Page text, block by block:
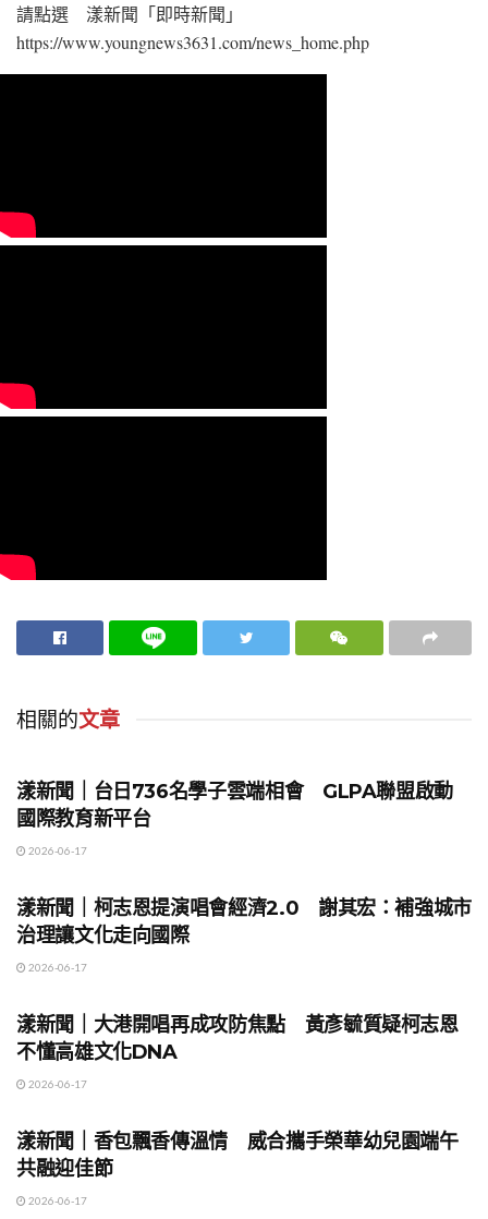
請點選 漾新聞「即時新聞」
https://www.youngnews3631.com/news_home.php
相關的文章
漾新聞｜台日736名學子雲端相會 GLPA聯盟啟動
國際教育新平台
2026-06-17
漾新聞｜柯志恩提演唱會經濟2.0 謝其宏：補強城市
治理讓文化走向國際
2026-06-17
漾新聞｜大港開唱再成攻防焦點 黃彥毓質疑柯志恩
不懂高雄文化DNA
2026-06-17
漾新聞｜香包飄香傳溫情 威合攜手榮華幼兒園端午
共融迎佳節
2026-06-17